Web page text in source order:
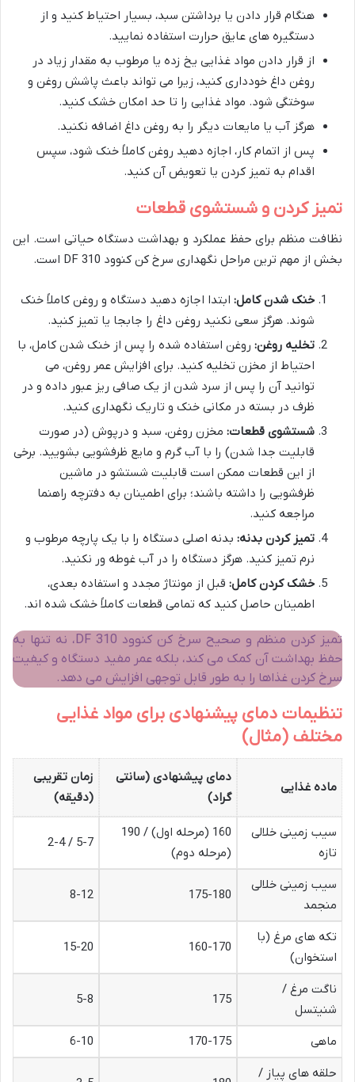
هنگام قرار دادن یا برداشتن سبد، بسیار احتیاط کنید و از
دستگیره های عایق حرارت استفاده نمایید.
از قرار دادن مواد غذایی یخ زده یا مرطوب به مقدار زیاد در
روغن داغ خودداری کنید، زیرا می تواند باعث پاشش روغن و
سوختگی شود. مواد غذایی را تا حد امکان خشک کنید.
هرگز آب یا مایعات دیگر را به روغن داغ اضافه نکنید.
پس از اتمام کار، اجازه دهید روغن کاملاً خنک شود، سپس
اقدام به تمیز کردن یا تعویض آن کنید.
تمیز کردن و شستشوی قطعات
نظافت منظم برای حفظ عملکرد و بهداشت دستگاه حیاتی است. این
بخش از مهم ترین مراحل نگهداری سرخ کن کنوود DF 310 است.
خنک شدن کامل: ابتدا اجازه دهید دستگاه و روغن کاملاً خنک
شوند. هرگز سعی نکنید روغن داغ را جابجا یا تمیز کنید.
تخلیه روغن: روغن استفاده شده را پس از خنک شدن کامل، با
احتیاط از مخزن تخلیه کنید. برای افزایش عمر روغن، می
توانید آن را پس از سرد شدن از یک صافی ریز عبور داده و در
ظرف در بسته در مکانی خنک و تاریک نگهداری کنید.
شستشوی قطعات: مخزن روغن، سبد و درپوش (در صورت
قابلیت جدا شدن) را با آب گرم و مایع ظرفشویی بشویید. برخی
از این قطعات ممکن است قابلیت شستشو در ماشین
ظرفشویی را داشته باشند؛ برای اطمینان به دفترچه راهنما
مراجعه کنید.
تمیز کردن بدنه: بدنه اصلی دستگاه را با یک پارچه مرطوب و
نرم تمیز کنید. هرگز دستگاه را در آب غوطه ور نکنید.
خشک کردن کامل: قبل از مونتاژ مجدد و استفاده بعدی،
اطمینان حاصل کنید که تمامی قطعات کاملاً خشک شده اند.
تمیز کردن منظم و صحیح سرخ کن کنوود DF 310، نه تنها به
حفظ بهداشت آن کمک می کند، بلکه عمر مفید دستگاه و کیفیت
سرخ کردن غذاها را به طور قابل توجهی افزایش می دهد.
تنظیمات دمای پیشنهادی برای مواد غذایی
مختلف (مثال)
ماده غذایی
دمای پیشنهادی (سانتی
گراد)
زمان تقریبی
(دقیقه)
سیب زمینی خلالی
تازه
160 (مرحله اول) / 190
(مرحله دوم)
5-7 / 2-4
سیب زمینی خلالی
منجمد
175-180
8-12
تکه های مرغ (با
استخوان)
160-170
15-20
ناگت مرغ /
شنیتسل
175
5-8
ماهی 170-175
6-10
حلقه های پیاز /